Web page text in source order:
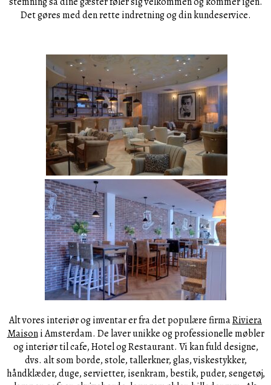
Det gøres med den rette indretning og din kundeservice.
Alt vores interiør og inventar er fra det populære firmaRiviera
Maisoni Amsterdam. De laver unikke og professionelle møbler
og interiør til cafe, Hotel og Restaurant. Vi kan fuld designe,
dvs. alt som borde, stole, tallerkner, glas, viskestykker,
håndklæder, duge, servietter, isenkram, bestik, puder, sengetøj,